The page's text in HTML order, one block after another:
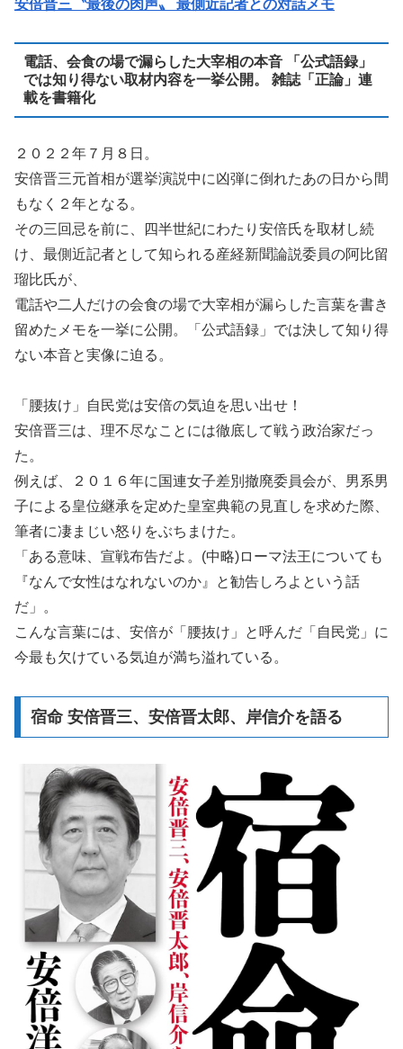
安倍晋三〝最後の肉声〟 最側近記者との対話メモ
電話、会食の場で漏らした大宰相の本音 「公式語録」
では知り得ない取材内容を一挙公開。 雑誌「正論」連
載を書籍化
２０２２年７月８日。
安倍晋三元首相が選挙演説中に凶弾に倒れたあの日から間
もなく２年となる。
その三回忌を前に、四半世紀にわたり安倍氏を取材し続
け、最側近記者として知られる産経新聞論説委員の阿比留
瑠比氏が、
電話や二人だけの会食の場で大宰相が漏らした言葉を書き
留めたメモを一挙に公開。「公式語録」では決して知り得
ない本音と実像に迫る。
「腰抜け」自民党は安倍の気迫を思い出せ！
安倍晋三は、理不尽なことには徹底して戦う政治家だっ
た。
例えば、２０１６年に国連女子差別撤廃委員会が、男系男
子による皇位継承を定めた皇室典範の見直しを求めた際、
筆者に凄まじい怒りをぶちまけた。
「ある意味、宣戦布告だよ。(中略)ローマ法王についても
『なんで女性はなれないのか』と勧告しろよという話
だ」。
こんな言葉には、安倍が「腰抜け」と呼んだ「自民党」に
今最も欠けている気迫が満ち溢れている。
宿命 安倍晋三、安倍晋太郎、岸信介を語る